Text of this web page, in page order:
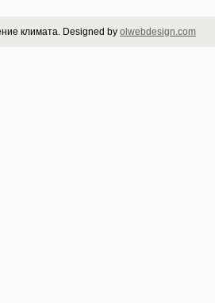
климата. Designed by olwebdesign.com